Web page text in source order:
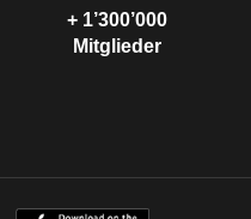
+ 1’300’000
Mitglieder